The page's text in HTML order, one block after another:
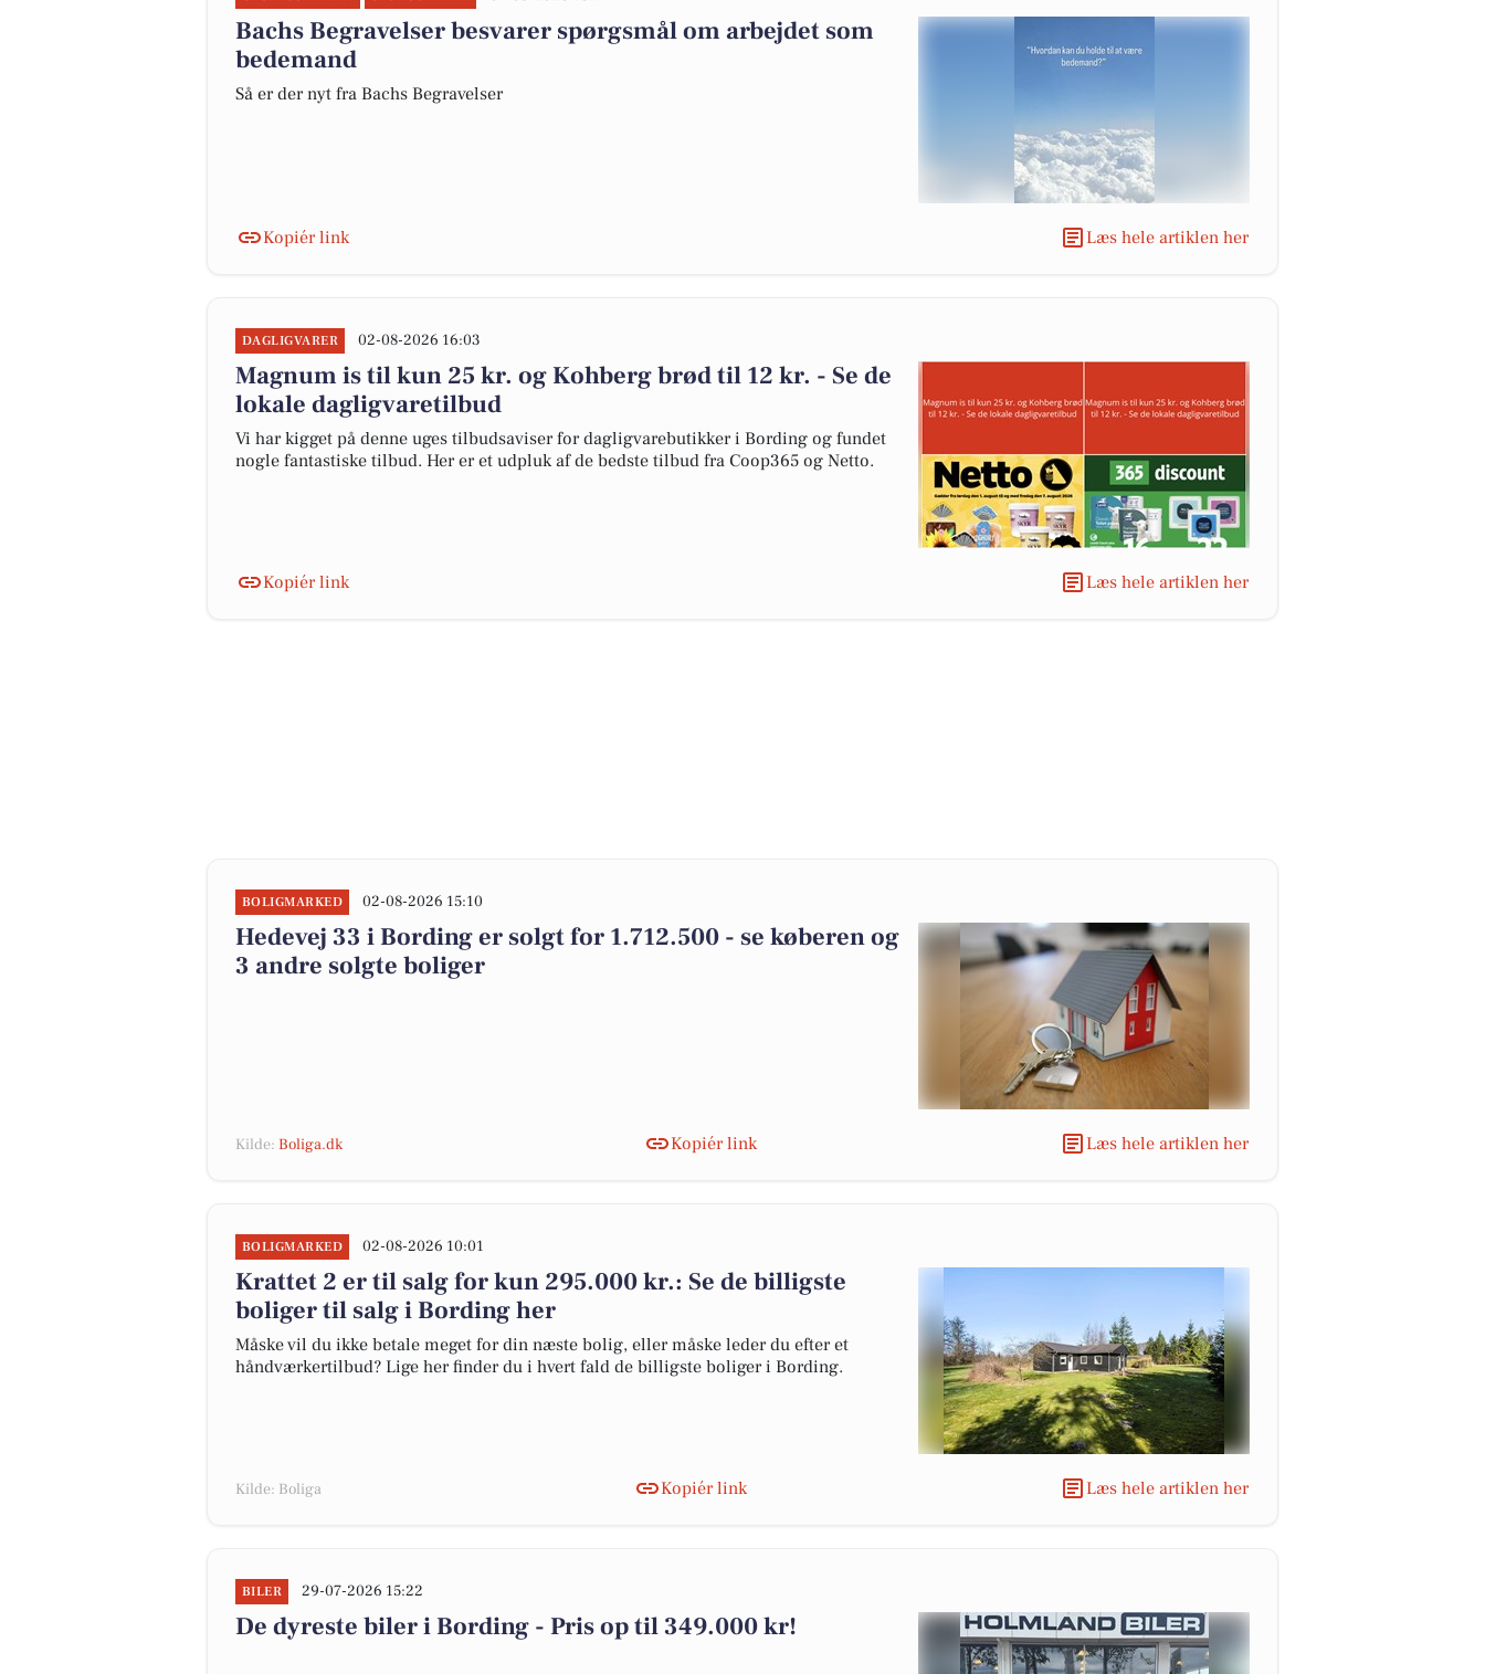
Bachs Begravelser besvarer spørgsmål om arbejdet som
bedemand
Så er der nyt fra Bachs Begravelser
Kopiér link Læs hele artiklen her
DAGLIGVARER 02-08-2026 16:03
Magnum is til kun 25 kr. og Kohberg brød til 12 kr. - Se de
lokale dagligvaretilbud
Vi har kigget på denne uges tilbudsaviser for dagligvarebutikker i Bording og fundet
nogle fantastiske tilbud. Her er et udpluk af de bedste tilbud fra Coop365 og Netto.
Kopiér link Læs hele artiklen her
BOLIGMARKED 02-08-2026 15:10
Hedevej 33 i Bording er solgt for 1.712.500 - se køberen og
3 andre solgte boliger
Kilde: Boliga.dk Kopiér link Læs hele artiklen her
BOLIGMARKED 02-08-2026 10:01
Krattet 2 er til salg for kun 295.000 kr.: Se de billigste
boliger til salg i Bording her
Måske vil du ikke betale meget for din næste bolig, eller måske leder du efter et
håndværkertilbud? Lige her finder du i hvert fald de billigste boliger i Bording.
Kilde: Boliga Kopiér link Læs hele artiklen her
BILER 29-07-2026 15:22
De dyreste biler i Bording - Pris op til 349.000 kr!